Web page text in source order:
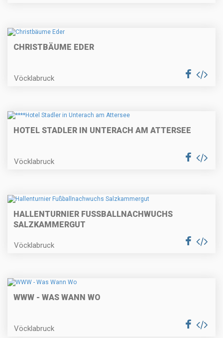
CHRISTBÄUME EDER
Vöcklabruck
HOTEL STADLER IN UNTERACH AM ATTERSEE
Vöcklabruck
HALLENTURNIER FUSSBALLNACHWUCHS S
ALZKAMMERGUT
Vöcklabruck
WWW - WAS WANN WO
Vöcklabruck